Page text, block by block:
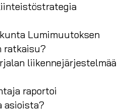
Lumimuutoksen
ratkaisu?
liikennejärjestelmää
raportoi
asioista?